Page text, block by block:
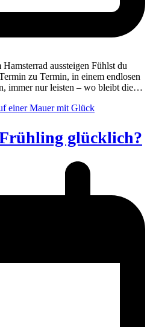
aussteigen Fühlst du
zu Termin, in einem endlosen
immer nur leisten – wo bleibt die…
glücklich?